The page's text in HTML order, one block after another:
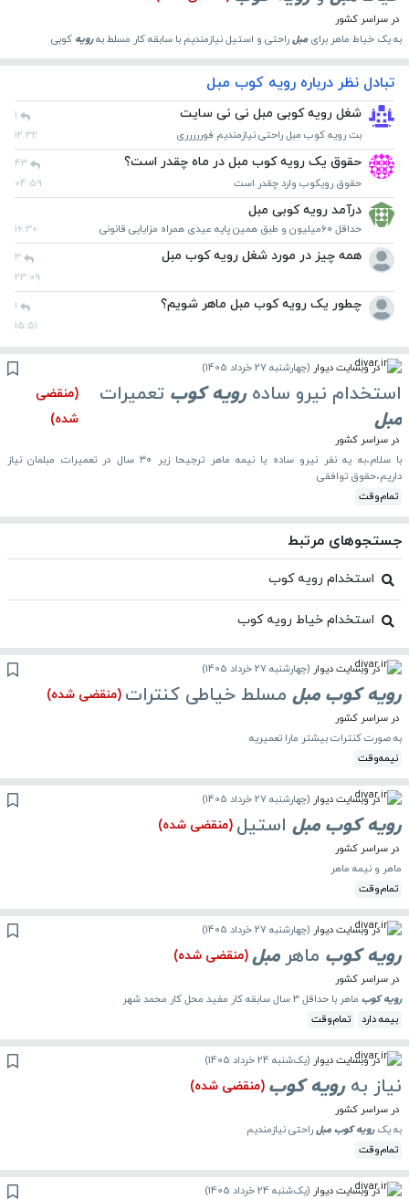
در سراسر کشور
به یک خیاط ماهر برای مبلراحتی و استیل نیازمندیم با سابقه کار مسلط بهرویه کوبی
تبادل نظر درباره رویه کوب مبل
شغل رویه کوبی مبل نی نی سایت
بت رویه کوب مبل راحتی نیازمندیم فوررررری
12:32
حقوق یک رویه کوب مبل در ماه چقدر است؟
حقوق رویکوب وارد چقدر است
04:59
درآمد رویه کوبی مبل
حداقل ۶۰میلیون و طبق همین پایه عیدی همراه مزایایی قانونی 16:30
همه چیز در مورد شغل رویه کوب مبل
23:09
چطور یک رویه کوب مبل ماهر شویم؟
15:51
در وبسایت دیوار (چهارشنبه 27 خرداد 1405 )
استخدام نیرو سادهرویه کوب تعمیرات
مبل
(منقضی
شده)
در سراسر کشور
با سلام،به یه نفر نیرو ساده یا نیمه ماهر ترجیحا زیر ۳۰ سال در تعمیرات مبلمان نیاز
داریم،حقوق توافقی
تمام‌وقت
جستجوهای مرتبط
استخدام رویه کوب
استخدام خیاط رویه کوب
در وبسایت دیوار (چهارشنبه 27 خرداد 1405 )
رویه کوب مبل مسلط خیاطی کنترات (منقضی شده)
در سراسر کشور
به صورت کنترات بیشتر مارا تعمیریه
نیمه‌وقت
در وبسایت دیوار (چهارشنبه 27 خرداد 1405 )
رویه کوب مبل استیل (منقضی شده)
در سراسر کشور
ماهر و نیمه ماهر
تمام‌وقت
در وبسایت دیوار (چهارشنبه 27 خرداد 1405 )
رویه کوب ماهرمبل (منقضی شده)
در سراسر کشور
رویه کوب ماهر با حداقل 3 سال سابقه کار مفید محل کار محمد شهر
بیمه دارد
تمام‌وقت
در وبسایت دیوار (یک‌شنبه 24 خرداد 1405 )
نیاز بهرویه کوب (منقضی شده)
در سراسر کشور
به یکرویه کوبمبلراحتی نیازمندیم
تمام‌وقت
در وبسایت دیوار (یک‌شنبه 24 خرداد 1405 )